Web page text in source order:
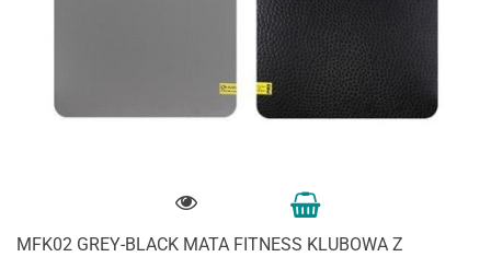
MFK02 GREY-BLACK MATA FITNESS KLUBOWA Z